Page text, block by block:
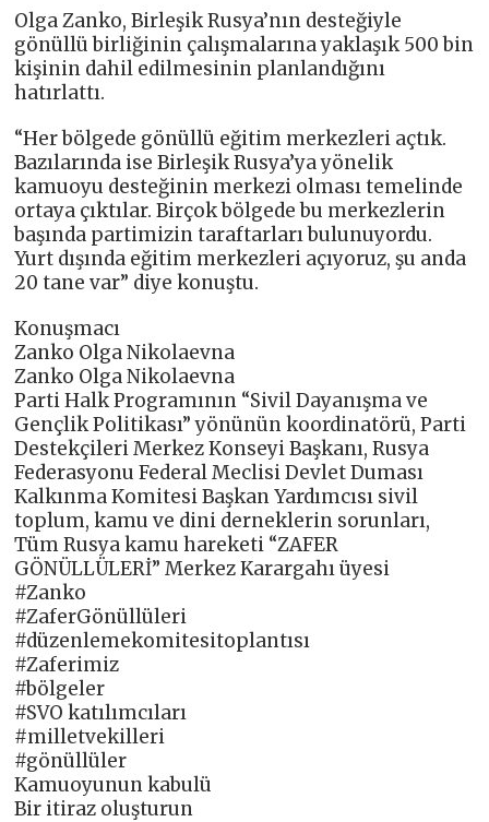
Olga Zanko, Birleşik Rusya’nın desteğiyle
gönüllü birliğinin çalışmalarına yaklaşık 500 bin
kişinin dahil edilmesinin planlandığını
hatırlattı.
“Her bölgede gönüllü eğitim merkezleri açtık.
Bazılarında ise Birleşik Rusya’ya yönelik
kamuoyu desteğinin merkezi olması temelinde
ortaya çıktılar. Birçok bölgede bu merkezlerin
başında partimizin taraftarları bulunuyordu.
Yurt dışında eğitim merkezleri açıyoruz, şu anda
20 tane var” diye konuştu.
Konuşmacı
Zanko Olga Nikolaevna
Zanko Olga Nikolaevna
Parti Halk Programının “Sivil Dayanışma ve
Gençlik Politikası” yönünün koordinatörü, Parti
Destekçileri Merkez Konseyi Başkanı, Rusya
Federasyonu Federal Meclisi Devlet Duması
Kalkınma Komitesi Başkan Yardımcısı sivil
toplum, kamu ve dini derneklerin sorunları,
Tüm Rusya kamu hareketi “ZAFER
GÖNÜLLÜLERİ” Merkez Karargahı üyesi
#Zanko
#ZaferGönüllüleri
#düzenlemekomitesitoplantısı
#Zaferimiz
#bölgeler
#SVO katılımcıları
#milletvekilleri
#gönüllüler
Kamuoyunun kabulü
Bir itiraz oluşturun